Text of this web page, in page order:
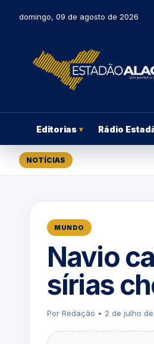
domingo, 09 de agosto de 2026
Editorias ▾ Rádio
NOTÍCIAS
MUNDO
Navio
sírias
Por Redação • 2 de julho